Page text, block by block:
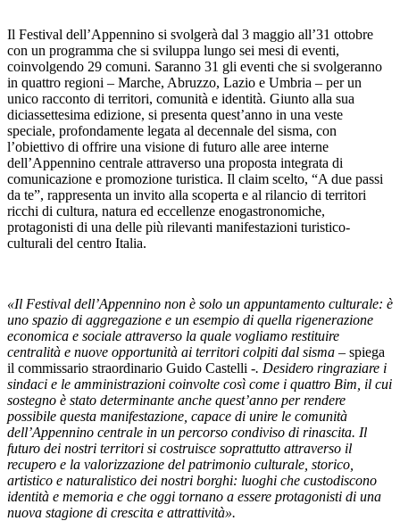
Il Festival dell’Appennino si svolgerà dal 3 maggio all’31 ottobre
con un programma che si sviluppa lungo sei mesi di eventi,
coinvolgendo 29 comuni. Saranno 31 gli eventi che si svolgeranno
in quattro regioni – Marche, Abruzzo, Lazio e Umbria – per un
unico racconto di territori, comunità e identità. Giunto alla sua
diciassettesima edizione, si presenta quest’anno in una veste
speciale, profondamente legata al decennale del sisma, con
l’obiettivo di offrire una visione di futuro alle aree interne
dell’Appennino centrale attraverso una proposta integrata di
comunicazione e promozione turistica. Il claim scelto, “A due passi
da te”, rappresenta un invito alla scoperta e al rilancio di territori
ricchi di cultura, natura ed eccellenze enogastronomiche,
protagonisti di una delle più rilevanti manifestazioni turistico-
culturali del centro Italia.
«Il Festival dell’Appennino non è solo un appuntamento culturale: è
uno spazio di aggregazione e un esempio di quella rigenerazione
economica e sociale attraverso la quale vogliamo restituire
centralità e nuove opportunità ai territori colpiti dal sisma – spiega
il commissario straordinario Guido Castelli -. Desidero ringraziare i
sindaci e le amministrazioni coinvolte così come i quattro Bim, il cui
sostegno è stato determinante anche quest’anno per rendere
possibile questa manifestazione, capace di unire le comunità
dell’Appennino centrale in un percorso condiviso di rinascita. Il
futuro dei nostri territori si costruisce soprattutto attraverso il
recupero e la valorizzazione del patrimonio culturale, storico,
artistico e naturalistico dei nostri borghi: luoghi che custodiscono
identità e memoria e che oggi tornano a essere protagonisti di una
nuova stagione di crescita e attrattività».